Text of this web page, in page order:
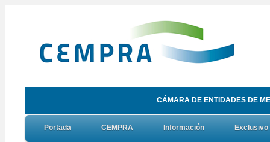
CÁMARA DE ENTIDADES DE
Portada CEMPRA Información